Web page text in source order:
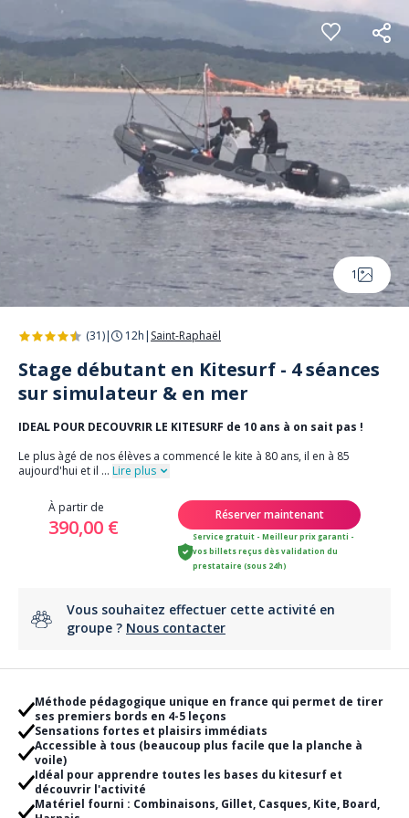
Panneau de gestion des cookies
1
(31)| 12h | Saint-Raphaël
Stage débutant en Kitesurf - 4 séances
sur simulateur & en mer
IDEAL POUR DECOUVRIR LE KITESURF de 10 ans à on sait pas !
Le plus àgé de nos élèves a commencé le kite à 80 ans, il en à 85
aujourd'hui et il ... Lire plus
À partir de
390,00 €
Réserver maintenant
Service gratuit - Meilleur prix garanti -
vos billets reçus dès validation du
prestataire (sous 24h)
Vous souhaitez effectuer cette activité en
groupe ? Nous contacter
Méthode pédagogique unique en france qui permet de tirer
ses premiers bords en 4-5 leçons
Sensations fortes et plaisirs immédiats
Accessible à tous (beaucoup plus facile que la planche à
voile)
Idéal pour apprendre toutes les bases du kitesurf et
découvrir l'activité
Matériel fourni : Combinaisons, Gillet, Casques, Kite, Board,